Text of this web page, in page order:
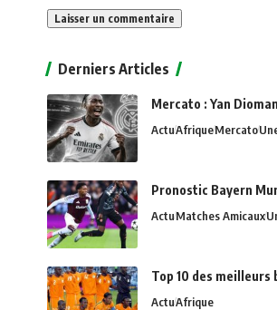
Derniers Articles
Mercato : Yan
ActuAfriqueMercato
Pronostic Bayern
ActuMatches Amicaux
Top 10 des
ActuAfrique